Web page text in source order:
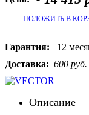
ПОЛОЖИТЬ В
Гарантия: 12
Доставка: 600
Описание